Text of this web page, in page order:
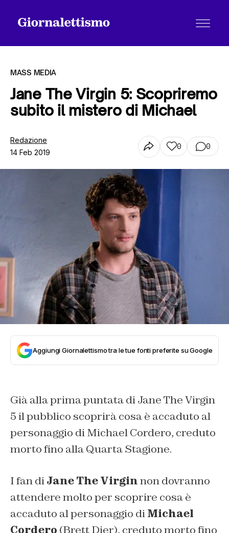
Tutti gli articoli
Chi siamo
MASS MEDIA
Jane The Virgin 5: Scopriremo
subito il mistero di Michael
Redazione
14 Feb 2019
0 0
Aggiungi Giornalettismo tra le tue fonti preferite su Google
Già alla prima puntata di Jane The Virgin
5 il pubblico scoprirà cosa è accaduto al
personaggio di Michael Cordero, creduto
morto fino alla Quarta Stagione.
I fan diJane The Virginnon dovranno
attendere molto per scoprire cosa è
accaduto al personaggio diMichael
Cordero (Brett Dier), creduto morto fino